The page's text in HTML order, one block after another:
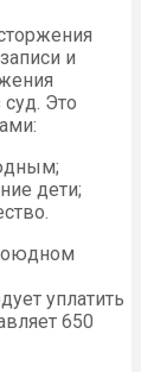
и
Это
дети;
уплатить
650